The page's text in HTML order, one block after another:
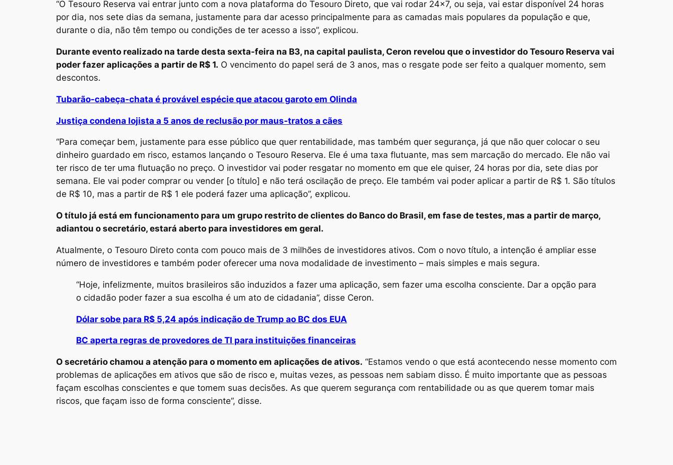
“O Tesouro Reserva vai entrar junto com a nova plataforma do Tesouro Direto, que vai rodar 24×7, ou seja, vai estar disponível 24 horas
por dia, nos sete dias da semana, justamente para dar acesso principalmente para as camadas mais populares da população e que,
durante o dia, não têm tempo ou condições de ter acesso a isso”, explicou.
Durante evento realizado na tarde desta sexta-feira na B3, na capital paulista, Ceron revelou que o investidor do Tesouro Reserva vai
poder fazer aplicações a partir de R$ 1. O vencimento do papel será de 3 anos, mas o resgate pode ser feito a qualquer momento, sem
descontos.
Tubarão-cabeça-chata é provável espécie que atacou garoto em Olinda
Justiça condena lojista a 5 anos de reclusão por maus-tratos a cães
“Para começar bem, justamente para esse público que quer rentabilidade, mas também quer segurança, já que não quer colocar o seu
dinheiro guardado em risco, estamos lançando o Tesouro Reserva. Ele é uma taxa flutuante, mas sem marcação do mercado. Ele não vai
ter risco de ter uma flutuação no preço. O investidor vai poder resgatar no momento em que ele quiser, 24 horas por dia, sete dias por
semana. Ele vai poder comprar ou vender [o título] e não terá oscilação de preço. Ele também vai poder aplicar a partir de R$ 1. São títulos
de R$ 10, mas a partir de R$ 1 ele poderá fazer uma aplicação”, explicou.
O título já está em funcionamento para um grupo restrito de clientes do Banco do Brasil, em fase de testes, mas a partir de março,
adiantou o secretário, estará aberto para investidores em geral.
Atualmente, o Tesouro Direto conta com pouco mais de 3 milhões de investidores ativos. Com o novo título, a intenção é ampliar esse
número de investidores e também poder oferecer uma nova modalidade de investimento – mais simples e mais segura.
“Hoje, infelizmente, muitos brasileiros são induzidos a fazer uma aplicação, sem fazer uma escolha consciente. Dar a opção para
o cidadão poder fazer a sua escolha é um ato de cidadania”, disse Ceron.
Dólar sobe para R$ 5,24 após indicação de Trump ao BC dos EUA
BC aperta regras de provedores de TI para instituições financeiras
O secretário chamou a atenção para o momento em aplicações de ativos. “Estamos vendo o que está acontecendo nesse momento com
problemas de aplicações em ativos que são de risco e, muitas vezes, as pessoas nem sabiam disso. É muito importante que as pessoas
façam escolhas conscientes e que tomem suas decisões. As que querem segurança com rentabilidade ou as que querem tomar mais
riscos, que façam isso de forma consciente”, disse.